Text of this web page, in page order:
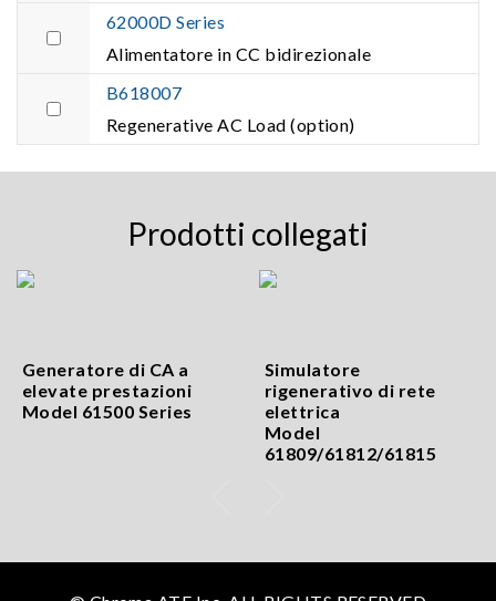
62000D Series
Alimentatore in CC bidirezionale
B618007
Regenerative AC Load (option)
Prodotti collegati
Generatore di CA a
elevate prestazioni
Model 61500 Series
Simulatore
rigenerativo di rete
elettrica
Model
61809/61812/61815